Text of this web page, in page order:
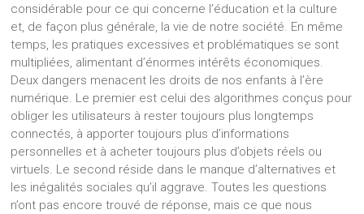
considérable pour ce qui concerne l’éducation et la culture
et, de façon plus générale, la vie de notre société. En même
temps, les pratiques excessives et problématiques se sont
multipliées, alimentant d’énormes intérêts économiques.
Deux dangers menacent les droits de nos enfants à l’ère
numérique. Le premier est celui des algorithmes conçus pour
obliger les utilisateurs à rester toujours plus longtemps
connectés, à apporter toujours plus d’informations
personnelles et à acheter toujours plus d’objets réels ou
virtuels. Le second réside dans le manque d’alternatives et
les inégalités sociales qu’il aggrave. Toutes les questions
n’ont pas encore trouvé de réponse, mais ce que nous